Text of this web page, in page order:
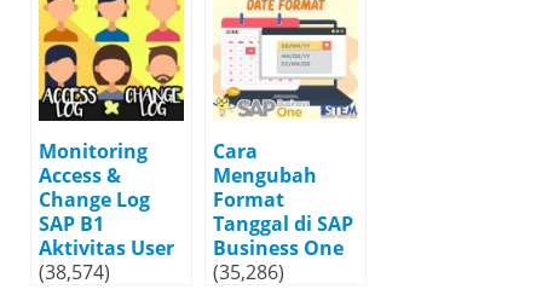
Monitoring
Access &
Change Log
SAP B1
Aktivitas User
(38,574)
Cara
Mengubah
Format
Tanggal di SAP
Business One
(35,286)